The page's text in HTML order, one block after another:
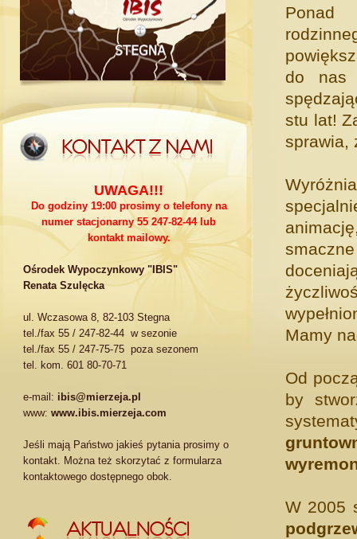
UWAGA!!!
Do godziny 19:00 prosimy o telefony na
numer stacjonarny 55 247-82-44 lub
kontakt mailowy.
Ośrodek Wypoczynkowy "IBIS"
Renata Szulęcka
ul. Wczasowa 8, 82-103 Stegna
tel./fax 55 / 247-82-44 w sezonie
tel./fax 55 / 247-75-75 poza sezonem
tel. kom. 601 80-70-71
e-mail: ibis@mierzeja.pl
www: www.ibis.mierzeja.com
Jeśli mają Państwo jakieś pytania prosimy o
kontakt. Można też skorzytać z formularza
kontaktowego dostępnego obok.
Ponad
do nas
stu lat!
sprawia,
Mamy
Od
by
W 2005